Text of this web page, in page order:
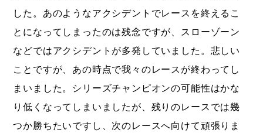
した。あのようなアクシデントでレースを終えるこ
とになってしまったのは残念ですが、スローゾーン
などではアクシデントが多発していました。悲しい
ことですが、あの時点で我々のレースが終わってし
まいました。シリーズチャンピオンの可能性はかな
り低くなってしまいましたが、残りのレースでは幾
つか勝ちたいですし、次のレースへ向けて頑張りま